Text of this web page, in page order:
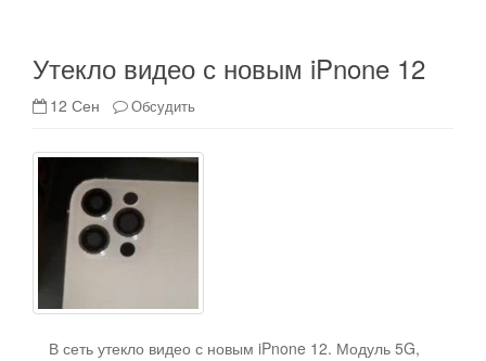
Утекло видео с новым iPnone 12
12 Сен Обсудить
В сеть утекло видео с новым iPnone 12. Модуль 5G,